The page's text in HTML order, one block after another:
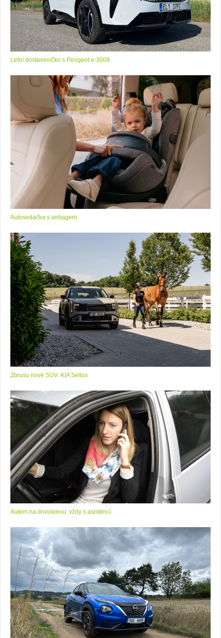
Letní dostaveníčko s Peugeot e-3008
Autosedačka s airbagem
Zbrusu nové SUV: KIA Seltos
Autem na dovolenou: vždy s asistencí